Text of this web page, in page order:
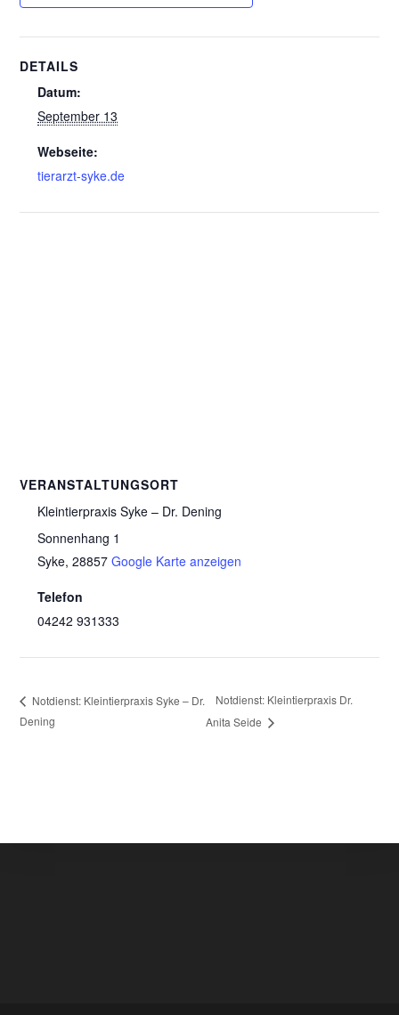
DETAILS
Datum:
September 13
Webseite:
tierarzt-syke.de
VERANSTALTUNGSORT
Kleintierpraxis Syke – Dr. Dening
Sonnenhang 1
Syke, 28857 Google Karte anzeigen
Telefon
04242 931333
Notdienst: Kleintierpraxis Syke – Dr.
Dening
Notdienst: Kleintierpraxis Dr.
Anita Seide